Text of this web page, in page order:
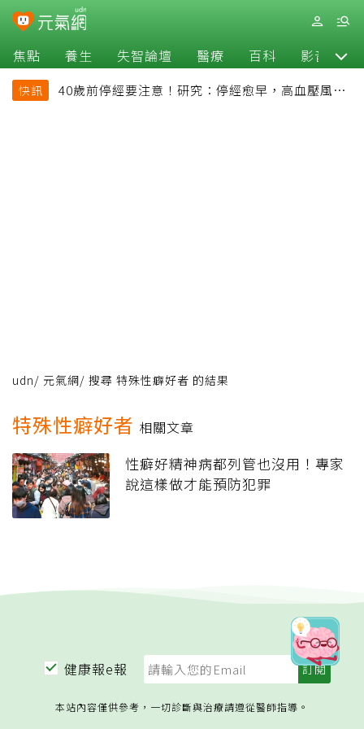
焦點 養生 失智論壇 醫療 百科 影音
快訊
40歲前停經要注意！研究：停經愈早，高血壓風險
udn/ 元氣網/ 搜尋 特殊性癖好者 的結果
特殊性癖好者 相關文章
性癖好精神病都列管也沒用！專家
說這樣做才能預防犯罪
健康報e報
本站內容僅供參考，一切診斷與治療請遵從醫師指導。